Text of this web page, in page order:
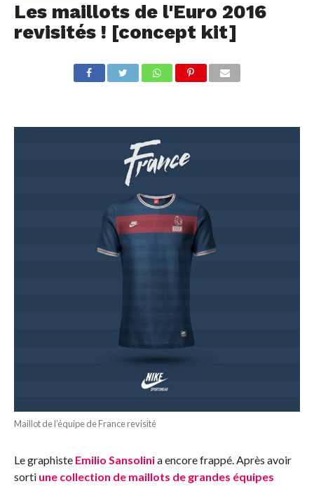
Les maillots de l'Euro 2016
revisités ! [concept kit]
Maillot de l’équipe de France revisité
Le graphiste Emilio Sansolinia encore frappé. Après avoir
sorti une collection de maillots de grandes équipes